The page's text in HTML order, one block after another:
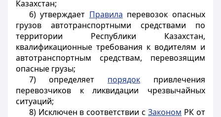
Казахстан;
6) утверждает Правила перевозок опасных
грузов автотранспортными средствами по
территории Республики Казахстан,
квалификационные требования к водителям и
автотранспортным средствам, перевозящим
опасные грузы;
7) определяет порядок привлечения
перевозчиков к ликвидации чрезвычайных
ситуаций;
8) Исключен в соответствиисЗаконом РК от